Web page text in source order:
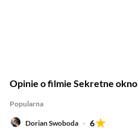
Opinie o filmie Sekretne okno
Popularna
Dorian Swoboda
6